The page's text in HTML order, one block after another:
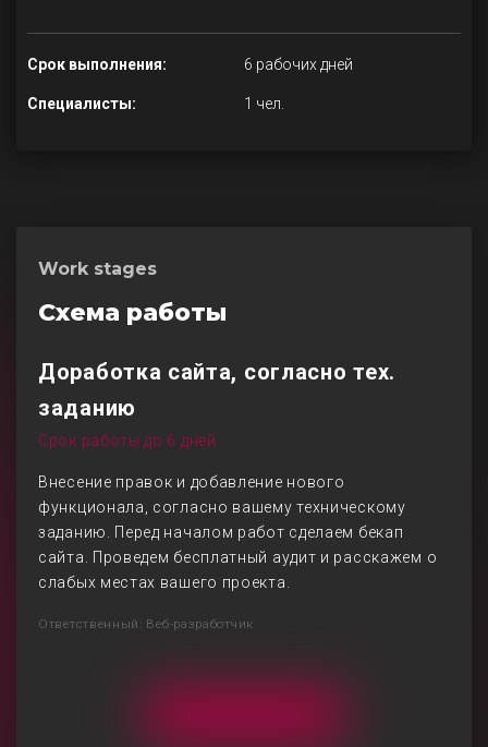
Срок выполнения: 6 рабочих дней
Специалисты: 1 чел.
Work stages
Схема работы
Доработка сайта, согласно тех.
заданию
Срок работы до 6 дней
Внесение правок и добавление нового
функционала, согласно вашему техническому
заданию. Перед началом работ сделаем бекап
сайта. Проведем бесплатный аудит и расскажем о
слабых местах вашего проекта.
Ответственный: Веб-разработчик